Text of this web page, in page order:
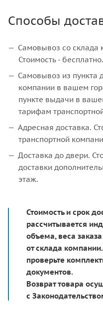
Способы
Самовывоз со склада
Стоимость - бесплатно.
Самовывоз из пункта
компании в вашем
пункте выдачи в
тарифам
Адресная доставка.
транспортной
Доставка до двери.
доставки
этаж.
Стоимость и срок
рассчитывается
объема, веса
от склада
проверьте
документов.
Возврат товара
с